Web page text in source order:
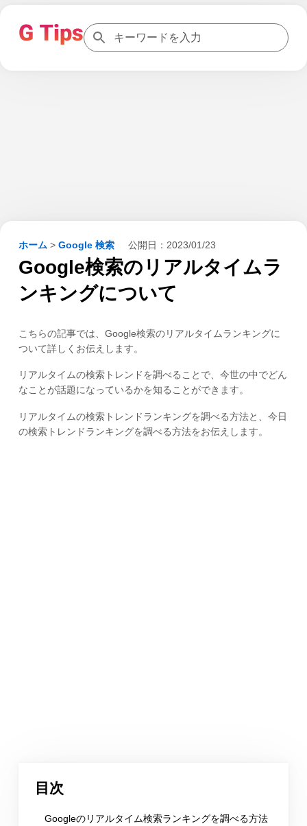
ホーム > Google 検索 公開日： 2023/01/23
Google検索のリアルタイムラ
ンキングについて
こちらの記事では、Google検索のリアルタイムランキングに
ついて詳しくお伝えします。
リアルタイムの検索トレンドを調べることで、今世の中でどん
なことが話題になっているかを知ることができます。
リアルタイムの検索トレンドランキングを調べる方法と、今日
の検索トレンドランキングを調べる方法をお伝えします。
目次
Googleのリアルタイム検索ランキングを調べる方法